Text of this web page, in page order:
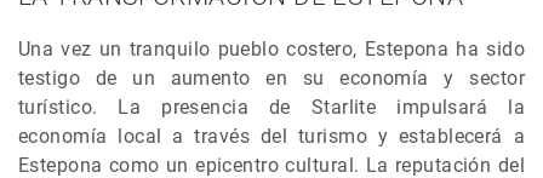
Una vez un tranquilo pueblo costero, Estepona ha sido
testigo de un aumento en su economía y sector
turístico. La presencia de Starlite impulsará la
economía local a través del turismo y establecerá a
Estepona como un epicentro cultural. La reputación del